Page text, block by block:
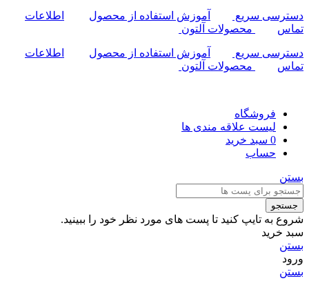
دسترسی سریع آموزش استفاده از محصول
اطلاعات
تماس
محصولات آلتون
دسترسی سریع آموزش استفاده از محصول
اطلاعات
تماس
محصولات آلتون
فروشگاه
لیست علاقه مندی ها
0 سبد خرید
حساب
بستن
جستجو
شروع به تایپ کنید تا پست های مورد نظر خود را ببینید.
سبد خرید
بستن
ورود
بستن